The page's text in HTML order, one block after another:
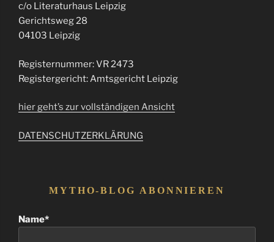
c/o Literaturhaus Leipzig
Gerichtsweg 28
04103 Leipzig
Registernummer: VR 2473
Registergericht: Amtsgericht Leipzig
hier geht’s zur vollständigen Ansicht
DATENSCHUTZERKLÄRUNG
MYTHO-BLOG ABONNIEREN
Name*